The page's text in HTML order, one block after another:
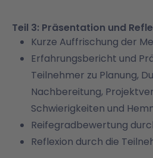
Teil 3: Präsentation und
Kurze Auffrischung der
Erfahrungsbericht und
Teilnehmer zu Planung,
Nachbereitung,
Schwierigkeiten und
Reifegradbewertung
Reflexion durch die